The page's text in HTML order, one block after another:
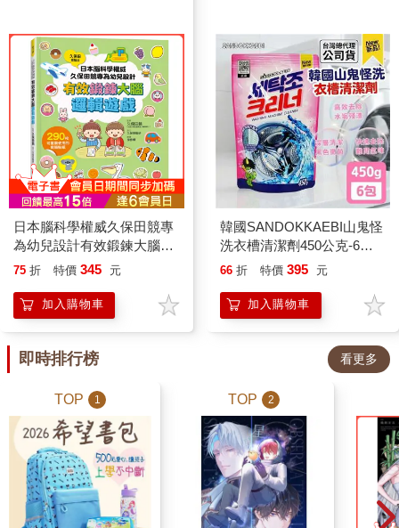
鬼」》一起閱讀。這本書從小鱷
魚「抖抖」的角度出發，描述他
在同一場雷擊後，進入暴龍「國
王」身體裡的經歷。同一場意
外，透過兩個角色各自不同的觀
點展開，讓孩子不只看見強者失
去力量後的恐懼，也能感受弱者
突然獲得力量時的慌張與掙扎。
習站在不同角色的立場思考，理
與選擇，並進一步探討「強大」
與「弱小」背後真正的意涵。
是暴龍與鱷魚的身體，也讓兩個
角色走進彼此的人生，從全新的
視角重新認識自己。原來，真正
的強大，不只是擁有足以戰勝別
人的力量，而是在擁有力量時，
仍願意理解他人、保護他人，並
是不斷往自己身上疊加更多東
西，而是一個慢慢放下、讓自己
變得輕盈的過程。 很感動的
是，比約恩在〈把船清空〉也說
出了不少人也許都有過的困擾：
在這個資訊如此豐富的時代，我
們只要眼睛一睜開，手一開始滑
手機，就會看到各種建議、賜
教，一大堆想要幫助我們日子過
得更好、身體更健康的善意，反
而讓人看得很疲乏，心甚至更渾
沌。有人還會自嘲：「儲存從未
停止，行動從未開始。」可是然
靈成長是不能強求的」，我有一
種鬆一口氣的感覺，終於有一本
書告訴我，可以停一下了。他提
醒我們，心靈並不會因為我們覺
得「自己應該要成長」、「想變
得出眾」、「想在這個領域有所
成就」，就馬上有成長。每個人
都有自己的步調，你我透過為自
從打招呼、拒絕別人，到面對煩
躁與衝突，39堂課讓孩子理解自
己、照顧他人,並在人際關係裡
站穩腳步的能力。畢竟，能溫柔
對待世界之前，我們也希望孩子
先學會溫柔地對待自己。
日本腦科學權威久保田競專
為幼兒設計有效鍛鍊大腦邏
輯遊戲（附290枚可重複使
75 折 特價 345 元
加入購物車
韓國SANDOKKAEBI山鬼怪
洗衣槽清潔劑450公克-6包
組
66 折 特價 395 元
加入購物車
即時排行榜 看更多
TOP 1 TOP 2